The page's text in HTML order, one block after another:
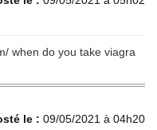
when do you take viagra
le : 09/05/2021 à 04h20